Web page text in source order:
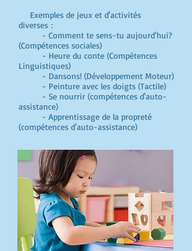
Exemples de jeux et d'activités
diverses :
- Comment te sens-tu aujourd'hui?
(Compétences sociales)
- Heure du conte (Compétences
Linguistiques)
- Dansons! (Développement Moteur)
- Peinture avec les doigts (Tactile)
- Se nourrir (compétences d'auto-
assistance)
- Apprentissage de la propreté
(compétences d'auto-assistance)